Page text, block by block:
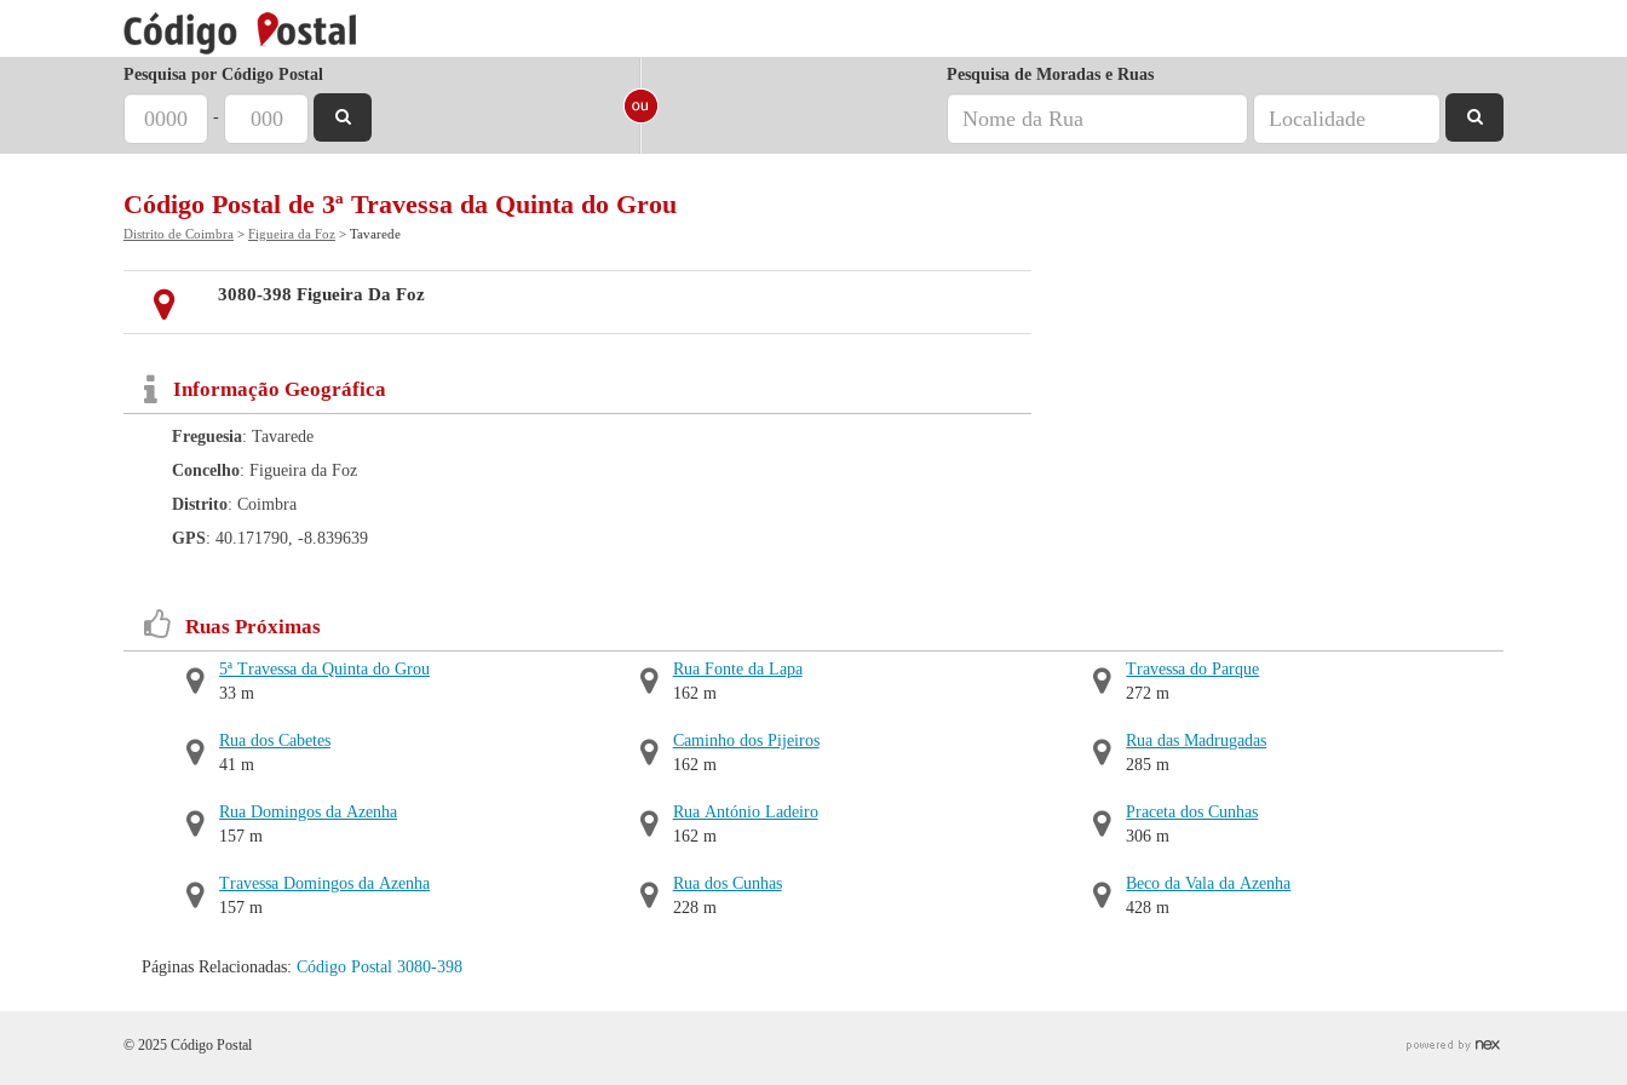
Pesquisa por Código Postal
-
Pesquisa de Moradas e Ruas
Código Postal de 3ª Travessa da Quinta do Grou
Distrito de Coimbra > Figueira da Foz > Tavarede
3080-398 Figueira Da Foz
Informação Geográfica
Freguesia: Tavarede
Concelho: Figueira da Foz
Distrito: Coimbra
GPS: 40.171790, -8.839639
Ruas Próximas
5ª Travessa da Quinta do Grou
33 m
Rua dos Cabetes
41 m
Rua Domingos da Azenha
157 m
Travessa Domingos da Azenha
157 m
Rua Fonte da Lapa
162 m
Caminho dos Pijeiros
162 m
Rua António Ladeiro
162 m
Rua dos Cunhas
228 m
Travessa do Parque
272 m
Rua das Madrugadas
285 m
Praceta dos Cunhas
306 m
Beco da Vala da Azenha
428 m
Páginas Relacionadas: Código Postal 3080-398
© 2025 Código Postal